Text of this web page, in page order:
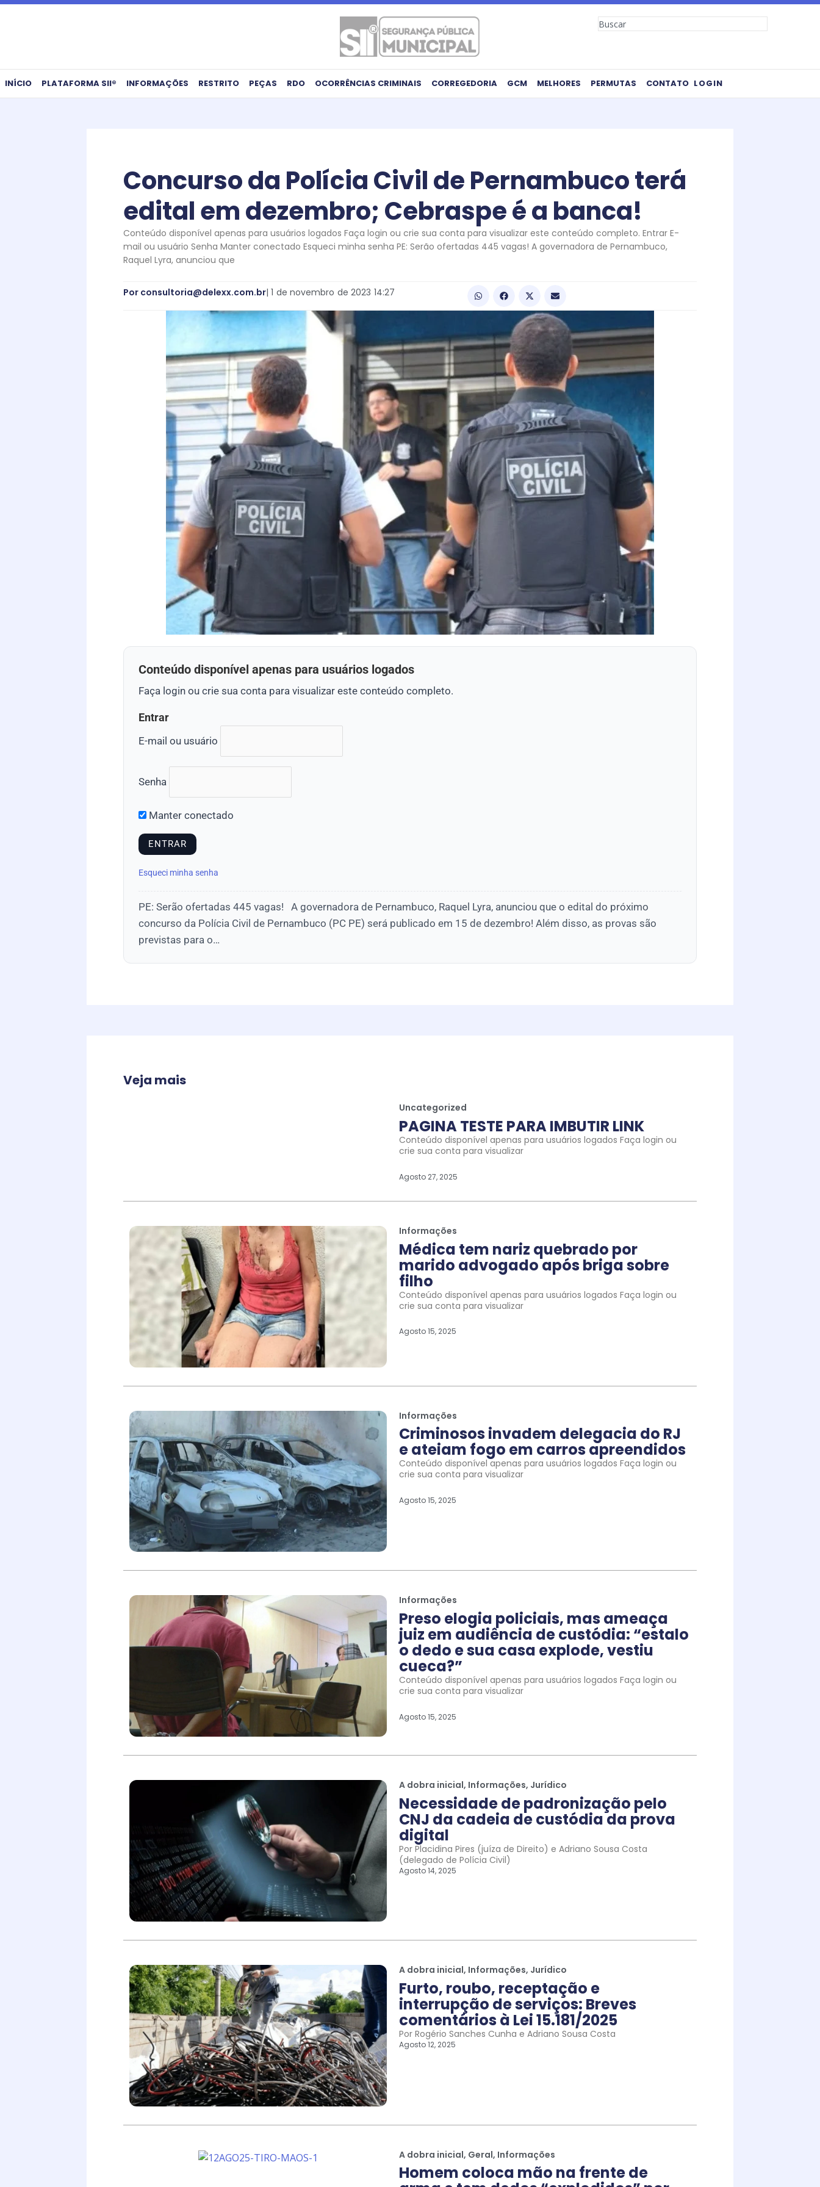
Ir
Search
INÍCIO PLATAFORMA SII® INFORMAÇÕES RESTRITO PEÇAS RDO OCORRÊNCIAS CRIMINAIS CORREGEDORIA GCM MELHORES PERMUTAS CONTATO LOGIN
Concurso da Polícia Civil de Pernambuco terá
edital em dezembro; Cebraspe é a banca!
Conteúdo disponível apenas para usuários logados Faça login ou crie sua conta para visualizar este conteúdo completo. Entrar E-
mail ou usuário Senha Manter conectado Esqueci minha senha PE: Serão ofertadas 445 vagas! A governadora de Pernambuco,
Raquel Lyra, anunciou que
Por consultoria@delexx.com.br| 1 denovembro de2023 14:27
Conteúdo disponível apenas para usuários logados
Faça login ou crie sua conta para visualizar este conteúdo completo.
Entrar
E-mail ou usuário
Senha
Manter conectado
Esqueci minha senha
PE: Serão ofertadas 445 vagas! A governadora de Pernambuco, Raquel Lyra, anunciou que o edital do próximo
concurso da Polícia Civil de Pernambuco (PC PE) será publicado em 15 de dezembro! Além disso, as provas são
previstas para o…
Veja mais
Uncategorized
PAGINA TESTE PARA IMBUTIR LINK
Conteúdo disponível apenas para usuários logados Faça login ou
crie sua conta para visualizar
Agosto 27, 2025
Informações
Médica tem nariz quebrado por
marido advogado após briga sobre
filho
Conteúdo disponível apenas para usuários logados Faça login ou
crie sua conta para visualizar
Agosto 15, 2025
Informações
Criminosos invadem delegacia do RJ
e ateiam fogo em carros apreendidos
Conteúdo disponível apenas para usuários logados Faça login ou
crie sua conta para visualizar
Agosto 15, 2025
Informações
Preso elogia policiais, mas ameaça
juiz em audiência de custódia: “estalo
o dedo e sua casa explode, vestiu
cueca?”
Conteúdo disponível apenas para usuários logados Faça login ou
crie sua conta para visualizar
Agosto 15, 2025
A dobra inicial, Informações, Jurídico
Necessidade de padronização pelo
CNJ da cadeia de custódia da prova
digital
Por Placidina Pires (juíza de Direito) e Adriano Sousa Costa
(delegado de Polícia Civil)
Agosto 14, 2025
A dobra inicial, Informações, Jurídico
Furto, roubo, receptação e
interrupção de serviços: Breves
comentários à Lei 15.181/2025
Por Rogério Sanches Cunha e Adriano Sousa Costa
Agosto 12, 2025
A dobra inicial, Geral, Informações
Homem coloca mão na frente de